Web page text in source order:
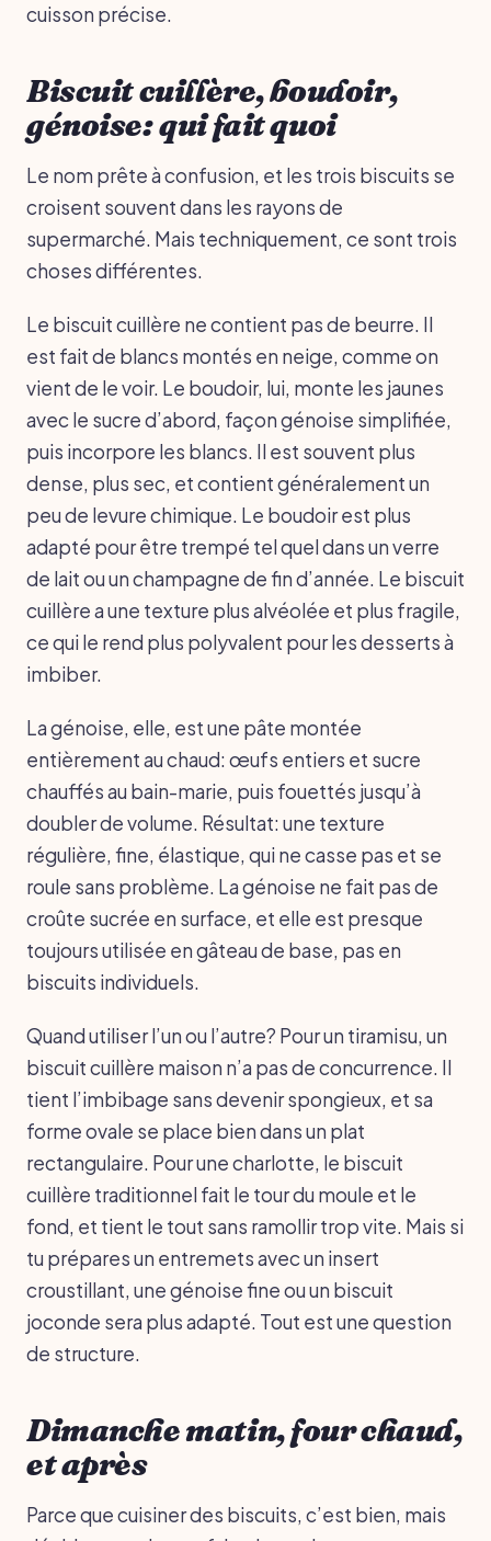
cuisson précise.
Biscuit cuillère, boudoir,
génoise: qui fait quoi
Le nom prête à confusion, et les trois biscuits se
croisent souvent dans les rayons de
supermarché. Mais techniquement, ce sont trois
choses différentes.
Le biscuit cuillère ne contient pas de beurre. Il
est fait de blancs montés en neige, comme on
vient de le voir. Le boudoir, lui, monte les jaunes
avec le sucre d’abord, façon génoise simplifiée,
puis incorpore les blancs. Il est souvent plus
dense, plus sec, et contient généralement un
peu de levure chimique. Le boudoir est plus
adapté pour être trempé tel quel dans un verre
de lait ou un champagne de fin d’année. Le biscuit
cuillère a une texture plus alvéolée et plus fragile,
ce qui le rend plus polyvalent pour les desserts à
imbiber.
La génoise, elle, est une pâte montée
entièrement au chaud: œufs entiers et sucre
chauffés au bain-marie, puis fouettés jusqu’à
doubler de volume. Résultat: une texture
régulière, fine, élastique, qui ne casse pas et se
roule sans problème. La génoise ne fait pas de
croûte sucrée en surface, et elle est presque
toujours utilisée en gâteau de base, pas en
biscuits individuels.
Quand utiliser l’un ou l’autre? Pour un tiramisu, un
biscuit cuillère maison n’a pas de concurrence. Il
tient l’imbibage sans devenir spongieux, et sa
forme ovale se place bien dans un plat
rectangulaire. Pour une charlotte, le biscuit
cuillère traditionnel fait le tour du moule et le
fond, et tient le tout sans ramollir trop vite. Mais si
tu prépares un entremets avec un insert
croustillant, une génoise fine ou un biscuit
joconde sera plus adapté. Tout est une question
de structure.
Dimanche matin, four chaud,
et après
Parce que cuisiner des biscuits, c’est bien, mais